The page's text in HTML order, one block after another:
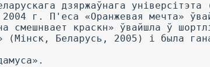
дзяржаўнага
2004 г. П'еса «Оранжевая мечта»
смешнвает краскн» ўвайшла ў
(Мінск, Беларусь, 2005) і была